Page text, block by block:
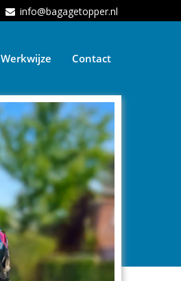
info@bagagetopper.nl
Werkwijze Contact